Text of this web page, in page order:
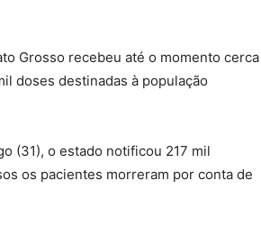
Grosso recebeu até o momento cerca
doses destinadas à população
(31), o estado notificou 217 mil
os pacientes morreram por conta de